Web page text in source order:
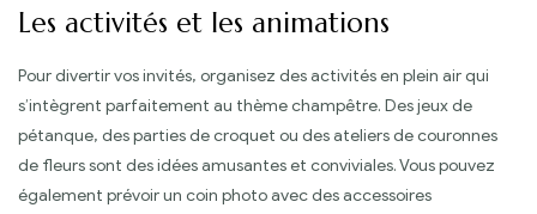
Les activités et les animations
Pour divertir vos invités, organisez des activités en plein air qui
s’intègrent parfaitement au thème champêtre. Des jeux de
pétanque, des parties de croquet ou des ateliers de couronnes
de fleurs sont des idées amusantes et conviviales. Vous pouvez
également prévoir un coin photo avec des accessoires